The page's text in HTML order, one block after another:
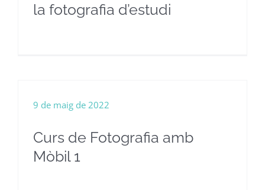
la fotografia d’estudi
Curs de Fotografia amb
Mòbil 1
9 de maig de 2022